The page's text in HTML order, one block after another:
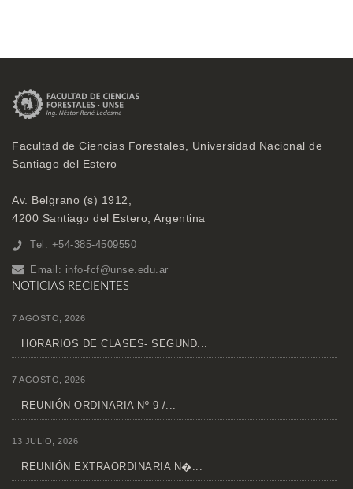
Facultad de Ciencias Forestales, Universidad Nacional de
Santiago del Estero
Av. Belgrano (s) 1912,
4200 Santiago del Estero, Argentina
Tel: +54-385-4509550
Email: info-fcf@unse.edu.ar
NOTICIAS RECIENTES
7 AGOSTO, 2026
HORARIOS DE CLASES- SEGUND...
7 AGOSTO, 2026
REUNIÓN ORDINARIA Nº 9 /...
13 JULIO, 2026
REUNIÓN EXTRAORDINARIA N�...